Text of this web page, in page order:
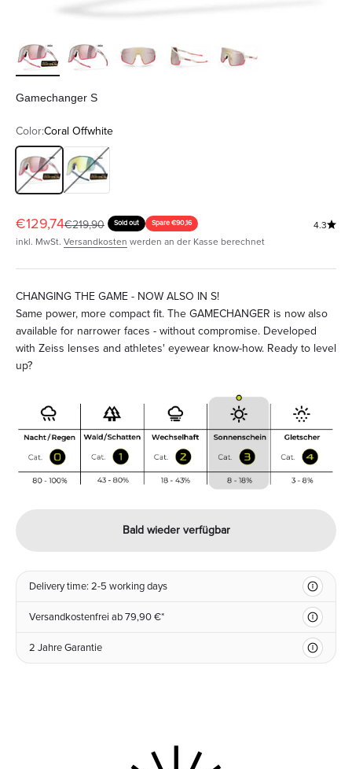
Gamechanger S
Color:Coral Offwhite
Coral OffwhiteMorocco Tiles
Angebot
€129,74Regulärer Preis
€219,90 Sold out Spare €90,16
4.3
inkl. MwSt. Versandkosten werden an der Kasse berechnet
CHANGING THE GAME - NOW ALSO IN S!
Same power, more compact fit. The GAMECHANGER is now also
available for narrower faces - without compromise. Developed
with Zeiss lenses and athletes' eyewear know-how. Ready to level
up?
Bald wieder verfügbar
Delivery time: 2-5 working days
Versandkostenfrei ab 79,90 €*
2 Jahre Garantie